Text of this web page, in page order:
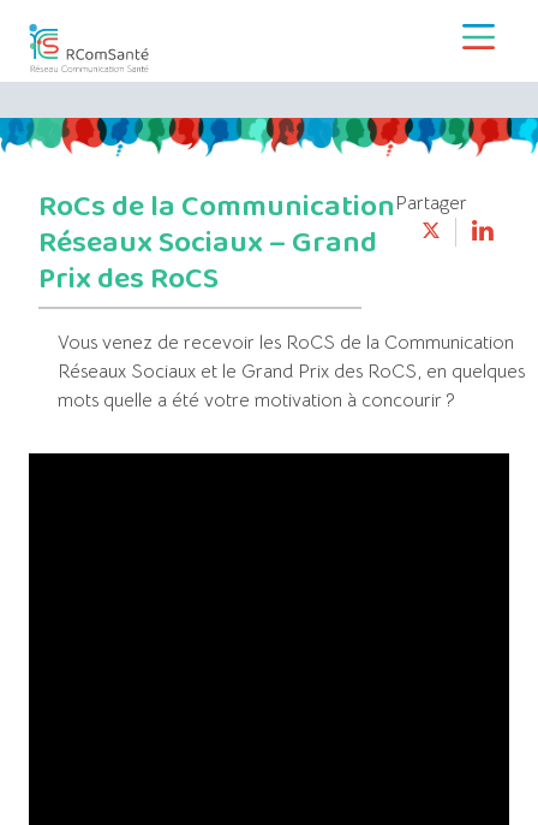
RoCs de la Communication
Réseaux Sociaux – Grand
Prix des RoCS
Partager
Vous venez de recevoir les RoCS de la Communication
Réseaux Sociaux et le Grand Prix des RoCS, en quelques
mots quelle a été votre motivation à concourir ?